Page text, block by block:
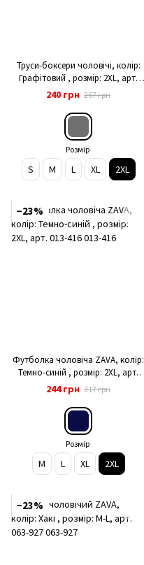
Труси-боксери чоловічі, колір:
Графітовий , розмір: 2XL, арт.
117-417
240 грн 267 грн
Розмір
S M L XL 2XL
−23%
Футболка чоловіча ZAVA, колір:
Темно-синій , розмір: 2XL, арт.
013-416
244 грн 317 грн
Розмір
M L XL 2XL
−23%